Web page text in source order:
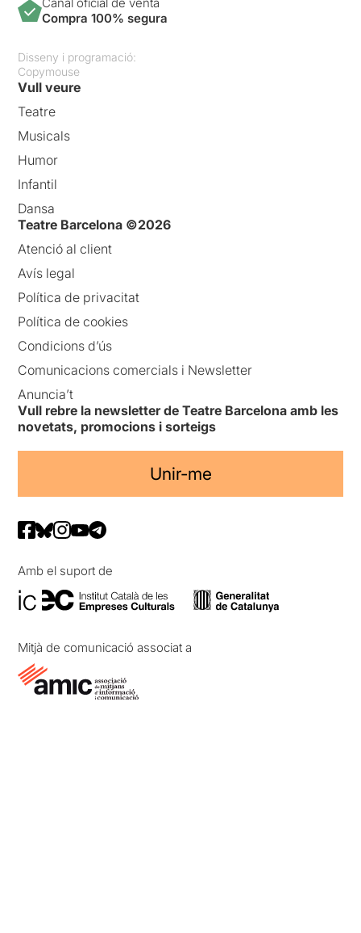
Compra 100% segura
Disseny i programació:
Copymouse
Vull veure
Teatre
Musicals
Humor
Infantil
Dansa
Teatre Barcelona ©2026
Atenció al client
Avís legal
Política de privacitat
Política de cookies
Condicions d’ús
Comunicacions comercials i Newsletter
Anuncia’t
Vull rebre la newsletter de Teatre Barcelona amb les
novetats, promocions i sorteigs
Unir-me
Amb el suport de
Mitjà de comunicació associat a